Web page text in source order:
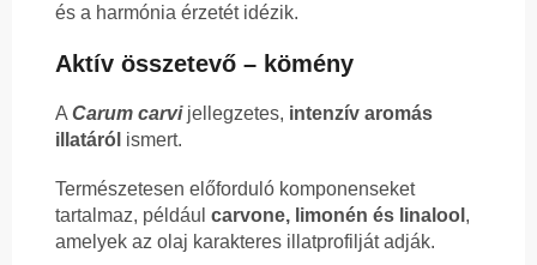
és a harmónia érzetét idézik.
Aktív összetevő – kömény
A Carum carvijellegzetes, intenzív aromás
illatáról ismert.
Természetesen előforduló komponenseket
tartalmaz, például carvone, limonén és linalool ,
amelyek az olaj karakteres illatprofilját adják.